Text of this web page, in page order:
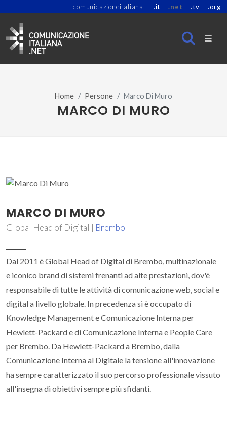
comunicazioneitaliana: .it .net .tv .org
Home Persone Marco Di Muro
MARCO DI MURO
MARCO DI MURO
Global Head of Digital | Brembo
Dal 2011 è Global Head of Digital di Brembo, multinazionale
e iconico brand di sistemi frenanti ad alte prestazioni, dov'è
responsabile di tutte le attività di comunicazione web, social e
digital a livello globale. In precedenza si è occupato di
Knowledge Management e Comunicazione Interna per
Hewlett-Packard e di Comunicazione Interna e People Care
per Brembo. Da Hewlett-Packard a Brembo, dalla
Comunicazione Interna al Digitale la tensione all'innovazione
ha sempre caratterizzato il suo percorso professionale vissuto
all'insegna di obiettivi sempre più sfidanti.